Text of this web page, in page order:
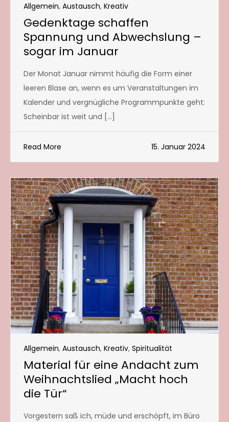
Allgemein, Austausch, Kreativ
Gedenktage schaffen
Spannung und Abwechslung –
sogar im Januar
Der Monat Januar nimmt häufig die Form einer
leeren Blase an, wenn es um Veranstaltungen im
Kalender und vergnügliche Programmpunkte geht:
Scheinbar ist weit und […]
Read More 15. Januar 2024
Allgemein, Austausch, Kreativ, Spiritualität
Material für eine Andacht zum
Weihnachtslied „Macht hoch
die Tür“
Vorgestern saß ich, müde und erschöpft, im Büro